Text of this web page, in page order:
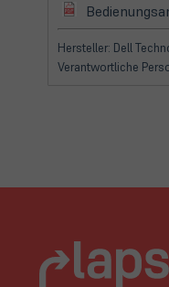
neuem
Tab)
(öffnet
in
neuem
Tab)
Hersteller: Dell
Verantwortliche